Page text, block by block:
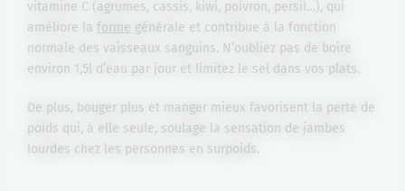
vitamine C (agrumes, cassis, kiwi, poivron, persil…), qui
améliore la forme générale et contribue à la fonction
normale des vaisseaux sanguins. N’oubliez pas de boire
environ 1,5l d’eau par jour et limitez le sel dans vos plats.
De plus, bouger plus et manger mieux favorisent la perte de
poids qui, à elle seule, soulage la sensation de jambes
lourdes chez les personnes en surpoids.